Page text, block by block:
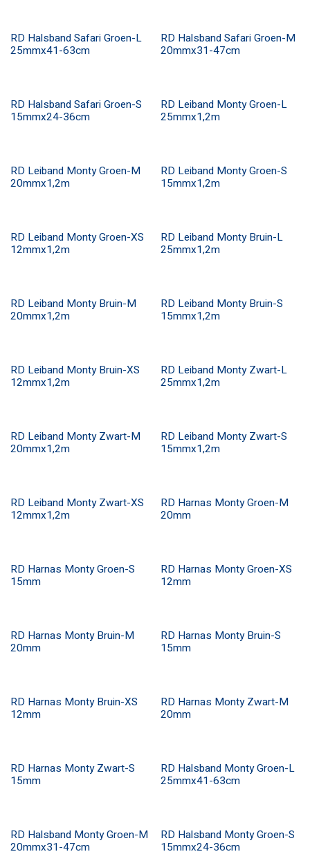
RD Halsband Safari Groen-L
25mmx41-63cm
RD Halsband Safari Groen-M
20mmx31-47cm
RD Halsband Safari Groen-S
15mmx24-36cm
RD Leiband Monty Groen-L
25mmx1,2m
RD Leiband Monty Groen-M
20mmx1,2m
RD Leiband Monty Groen-S
15mmx1,2m
RD Leiband Monty Groen-XS
12mmx1,2m
RD Leiband Monty Bruin-L
25mmx1,2m
RD Leiband Monty Bruin-M
20mmx1,2m
RD Leiband Monty Bruin-S
15mmx1,2m
RD Leiband Monty Bruin-XS
12mmx1,2m
RD Leiband Monty Zwart-L
25mmx1,2m
RD Leiband Monty Zwart-M
20mmx1,2m
RD Leiband Monty Zwart-S
15mmx1,2m
RD Leiband Monty Zwart-XS
12mmx1,2m
RD Harnas Monty Groen-M
20mm
RD Harnas Monty Groen-S
15mm
RD Harnas Monty Groen-XS
12mm
RD Harnas Monty Bruin-M
20mm
RD Harnas Monty Bruin-S
15mm
RD Harnas Monty Bruin-XS
12mm
RD Harnas Monty Zwart-M
20mm
RD Harnas Monty Zwart-S
15mm
RD Halsband Monty Groen-L
25mmx41-63cm
RD Halsband Monty Groen-M
20mmx31-47cm
RD Halsband Monty Groen-S
15mmx24-36cm